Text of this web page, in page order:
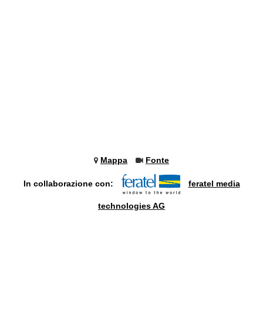
Mappa Fonte
In collaborazione con: feratel media
technologies AG